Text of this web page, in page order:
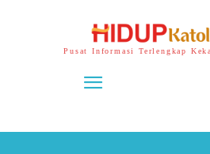
Pusat Informasi Terlengkap